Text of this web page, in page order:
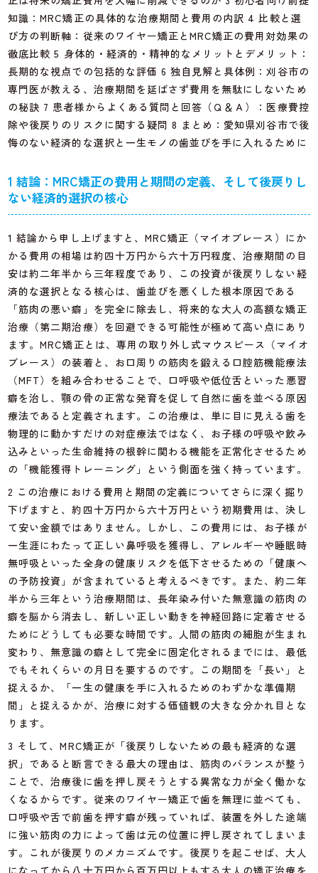
知識：MRC矯正の具体的な治療期間と費用の内訳 4 比較と選
び方の判断軸：従来のワイヤー矯正とMRC矯正の費用対効果の
徹底比較 5 身体的・経済的・精神的なメリットとデメリット：
長期的な視点での包括的な評価 6 独自見解と具体例：刈谷市の
専門医が教える、治療期間を延ばさず費用を無駄にしないため
の秘訣 7 患者様からよくある質問と回答（Ｑ＆Ａ）：医療費控
除や後戻りのリスクに関する疑問 8 まとめ：愛知県刈谷市で後
悔のない経済的な選択と一生モノの歯並びを手に入れるために
1 結論：MRC矯正の費用と期間の定義、そして後戻りし
ない経済的選択の核心
1 結論から申し上げますと、MRC矯正（マイオブレース）にか
かる費用の相場は約四十万円から六十万円程度、治療期間の目
安は約二年半から三年程度であり、この投資が後戻りしない経
済的な選択となる核心は、歯並びを悪くした根本原因である
「筋肉の悪い癖」を完全に除去し、将来的な大人の高額な矯正
治療（第二期治療）を回避できる可能性が極めて高い点にあり
ます。MRC矯正とは、専用の取り外し式マウスピース（マイオ
ブレース）の装着と、お口周りの筋肉を鍛える口腔筋機能療法
（MFT）を組み合わせることで、口呼吸や低位舌といった悪習
癖を治し、顎の骨の正常な発育を促して自然に歯を並べる原因
療法であると定義されます。この治療は、単に目に見える歯を
物理的に動かすだけの対症療法ではなく、お子様の呼吸や飲み
込みといった生命維持の根幹に関わる機能を正常化させるため
の「機能獲得トレーニング」という側面を強く持っています。
2 この治療における費用と期間の定義についてさらに深く掘り
下げますと、約四十万円から六十万円という初期費用は、決し
て安い金額ではありません。しかし、この費用には、お子様が
一生涯にわたって正しい鼻呼吸を獲得し、アレルギーや睡眠時
無呼吸といった全身の健康リスクを低下させるための「健康へ
の予防投資」が含まれていると考えるべきです。また、約二年
半から三年という治療期間は、長年染み付いた無意識の筋肉の
癖を脳から消去し、新しい正しい動きを神経回路に定着させる
ためにどうしても必要な時間です。人間の筋肉の細胞が生まれ
変わり、無意識の癖として完全に固定化されるまでには、最低
でもそれくらいの月日を要するのです。この期間を「長い」と
捉えるか、「一生の健康を手に入れるためのわずかな準備期
間」と捉えるかが、治療に対する価値観の大きな分かれ目とな
ります。
3 そして、MRC矯正が「後戻りしないための最も経済的な選
択」であると断言できる最大の理由は、筋肉のバランスが整う
ことで、治療後に歯を押し戻そうとする異常な力が全く働かな
くなるからです。従来のワイヤー矯正で歯を無理に並べても、
口呼吸や舌で前歯を押す癖が残っていれば、装置を外した途端
に強い筋肉の力によって歯は元の位置に押し戻されてしまいま
す。これが後戻りのメカニズムです。後戻りを起こせば、大人